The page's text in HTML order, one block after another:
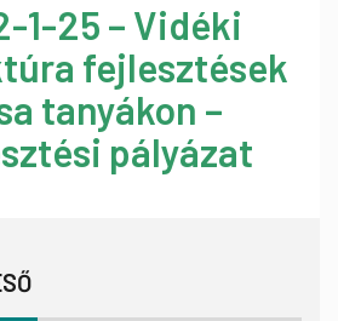
1-25 – Vidéki
fejlesztések
tanyákon –
pályázat